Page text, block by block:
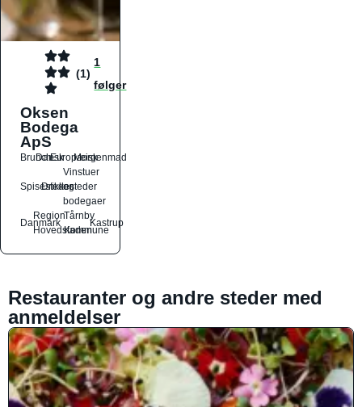
(1)
1
følger
Oksen
Bodega
ApS
Brunch
DanskEuropæiskMorgenmad
Spisesteder
Drikkesteder
Vinstuer
og
bodegaer
Danmark
Region
Hovedstaden
Tårnby
Kommune
Kastrup
Restauranter og andre steder med
anmeldelser